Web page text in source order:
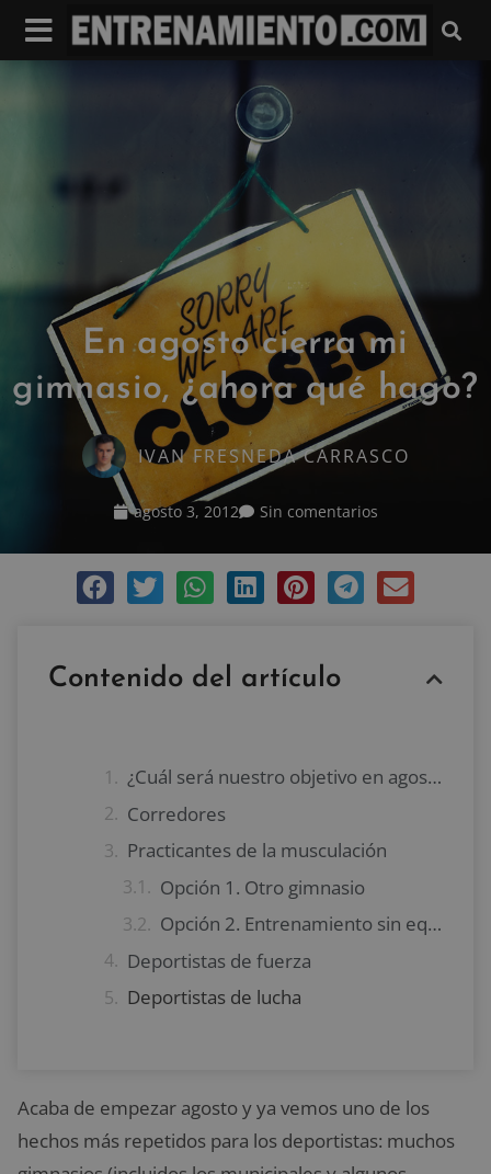
En agosto cierra mi
gimnasio, ¿ahora qué hago?
IVAN FRESNEDA CARRASCO
agosto 3, 2012 Sin comentarios
Contenido del artículo
¿Cuál será nuestro objetivo en agosto?
Corredores
Practicantes de la musculación
Opción 1. Otro gimnasio
Opción 2. Entrenamiento sin equipo
Deportistas de fuerza
Deportistas de lucha
Acaba de empezar agosto y ya vemos uno de los
hechos más repetidos para los deportistas: muchos